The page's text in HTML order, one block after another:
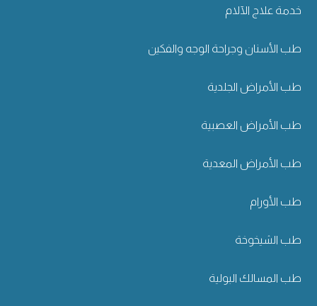
خدمة علاج الآلام
طب الأسنان وجراحة الوجه والفكين
طب الأمراض الجلدية
طب الأمراض العصبية
طب الأمراض المعدية
طب الأورام
طب الشيخوخة
طب المسالك البولية